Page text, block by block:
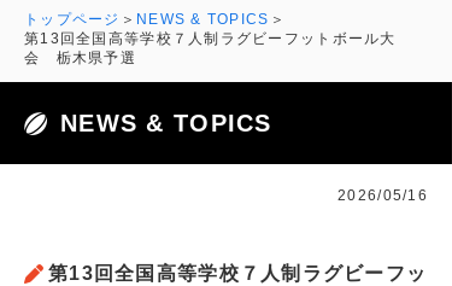
トップページ
NEWS & TOPICS
第13回全国高等学校７人制ラグビーフットボール大
会 栃木県予選
NEWS & TOPICS
2026/05/16
第13回全国高等学校７人制ラグビーフッ